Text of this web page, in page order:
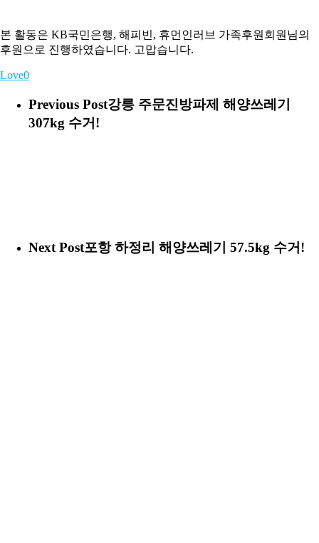
본 활동은 KB국민은행, 해피빈, 휴먼인러브 가족후원회원님의
후원으로 진행하였습니다. 고맙습니다.
Love0
Previous Post강릉 주문진방파제 해양쓰레기
307kg 수거!
Next Post포항 하정리 해양쓰레기 57.5kg 수거!